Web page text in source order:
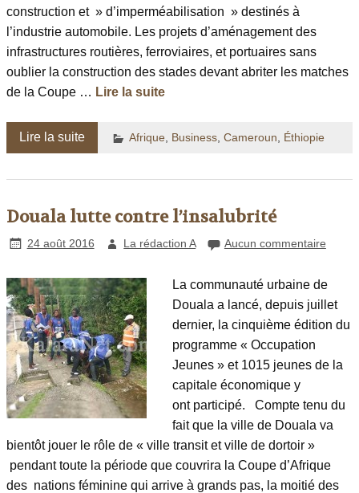
construction et » d’imperméabilisation » destinés à
l’industrie automobile. Les projets d’aménagement des
infrastructures routières, ferroviaires, et portuaires sans
oublier la construction des stades devant abriter les matches
de la Coupe … Lire la suite
Lire la suite Afrique, Business, Cameroun, Éthiopie
Douala lutte contre l’insalubrité
24 août 2016 La rédaction A Aucun commentaire
La communauté urbaine de
Douala a lancé, depuis juillet
dernier, la cinquième édition du
programme « Occupation
Jeunes » et 1015 jeunes de la
capitale économique y
ont participé. Compte tenu du
fait que la ville de Douala va
bientôt jouer le rôle de « ville transit et ville de dortoir »
pendant toute la période que couvrira la Coupe d’Afrique
des nations féminine qui arrive à grands pas, la moitié des